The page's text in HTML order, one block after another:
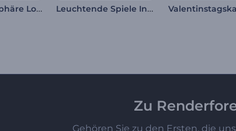
Ätherische Sphäre Logo Reveal Leuchtende Spiele Intro
Zu
Gehören Sie zu den Ersten, die